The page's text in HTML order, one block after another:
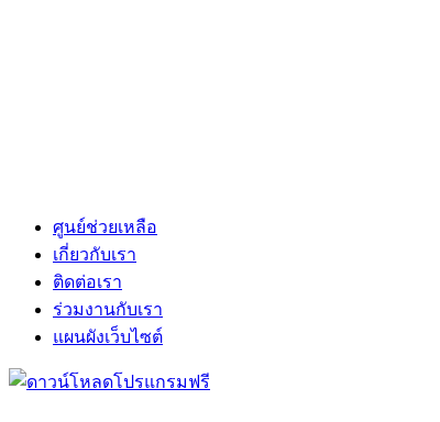
ศูนย์ช่วยเหลือ
เกี่ยวกับเรา
ติดต่อเรา
ร่วมงานกับเรา
แผนผังเว็บไซต์